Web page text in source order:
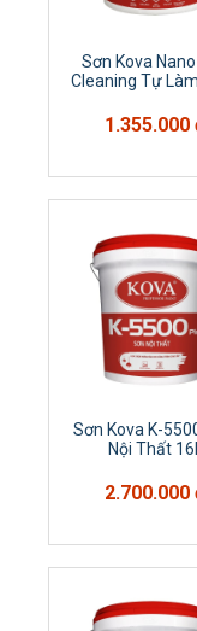
Sơn Kova
Cleaning Tự
1.355.000
Sơn Kova K-
Nội Thất
2.700.000